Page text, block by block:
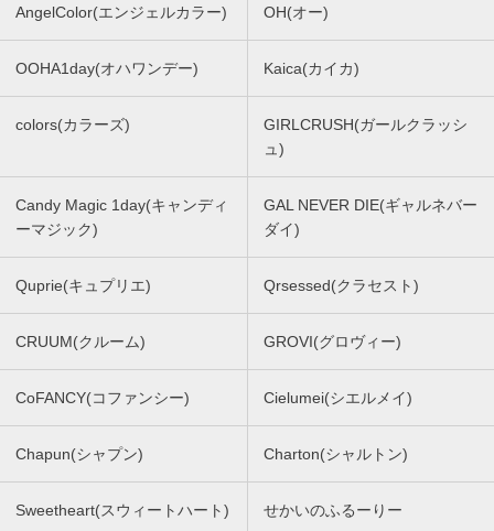
AngelColor(エンジェルカラー) OH(オー)
OOHA1day(オハワンデー) Kaica(カイカ)
colors(カラーズ)
GIRLCRUSH(ガールクラッシ
ュ)
Candy Magic 1day(キャンディ
ーマジック)
GAL NEVER DIE(ギャルネバー
ダイ)
Quprie(キュプリエ) Qrsessed(クラセスト)
CRUUM(クルーム) GROVI(グロヴィー)
CoFANCY(コファンシー) Cielumei(シエルメイ)
Chapun(シャプン) Charton(シャルトン)
Sweetheart(スウィートハート) せかいのふるーりー